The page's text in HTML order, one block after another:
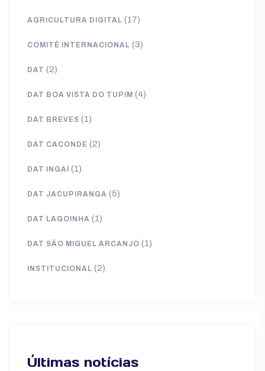
AGRICULTURA DIGITAL (17)
COMITÊ INTERNACIONAL (3)
DAT (2)
DAT BOA VISTA DO TUPIM (4)
DAT BREVES (1)
DAT CACONDE (2)
DAT INGAÍ (1)
DAT JACUPIRANGA (5)
DAT LAGOINHA (1)
DAT SÃO MIGUEL ARCANJO (1)
INSTITUCIONAL (2)
Últimas notícias